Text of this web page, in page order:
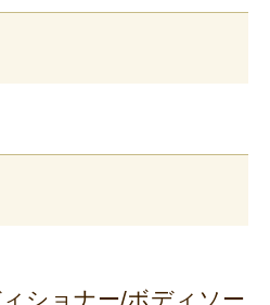
ショナー/ボディソー